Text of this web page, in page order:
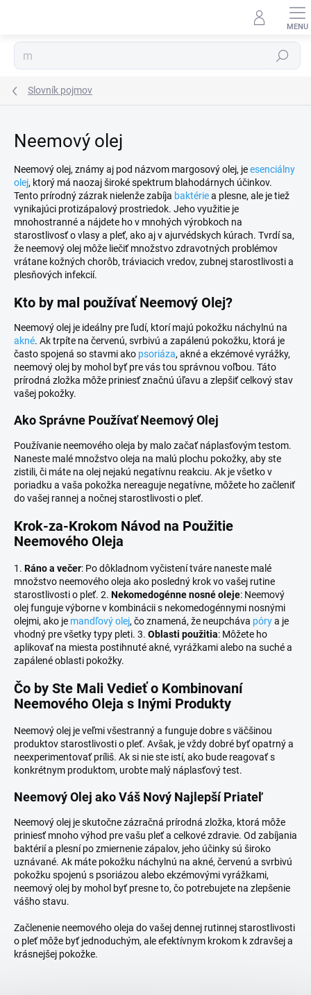
Hľadať
Slovník pojmov
Neemový olej
Neemový olej, známy aj pod názvom margosový olej, jeesenciálny
olej, ktorý má naozaj široké spektrum blahodárnych účinkov.
Tento prírodný zázrak nielenže zabíja baktériea plesne, ale je tiež
vynikajúci protizápalový prostriedok. Jeho využitie je
mnohostranné a nájdete ho v mnohých výrobkoch na
starostlivosť o vlasy a pleť, ako aj v ajurvédskych kúrach. Tvrdí sa,
že neemový olej môže liečiť množstvo zdravotných problémov
vrátane kožných chorôb, tráviacich vredov, zubnej starostlivosti a
plesňových infekcií.
Kto by mal používať Neemový Olej?
Neemový olej je ideálny pre ľudí, ktorí majú pokožku náchylnú na
akné. Ak trpíte na červenú, svrbivú a zapálenú pokožku, ktorá je
často spojená so stavmi ako psoriáza, akné a ekzémové vyrážky,
neemový olej by mohol byť pre vás tou správnou voľbou. Táto
prírodná zložka môže priniesť značnú úľavu a zlepšiť celkový stav
vašej pokožky.
Ako Správne Používať Neemový Olej
Používanie neemového oleja by malo začať náplasťovým testom.
Naneste malé množstvo oleja na malú plochu pokožky, aby ste
zistili, či máte na olej nejakú negatívnu reakciu. Ak je všetko v
poriadku a vaša pokožka nereaguje negatívne, môžete ho začleniť
do vašej rannej a nočnej starostlivosti o pleť.
Krok-za-Krokom Návod na Použitie
Neemového Oleja
1. Ráno a večer: Po dôkladnom vyčistení tváre naneste malé
množstvo neemového oleja ako posledný krok vo vašej rutine
starostlivosti o pleť. 2. Nekomedogénne nosné oleje: Neemový
olej funguje výborne v kombinácii s nekomedogénnymi nosnými
olejmi, ako je mandľový olej, čo znamená, že neupcháva pórya je
vhodný pre všetky typy pleti. 3. Oblasti použitia: Môžete ho
aplikovať na miesta postihnuté akné, vyrážkami alebo na suché a
zapálené oblasti pokožky.
Čo by Ste Mali Vedieť o Kombinovaní
Neemového Oleja s Inými Produkty
Neemový olej je veľmi všestranný a funguje dobre s väčšinou
produktov starostlivosti o pleť. Avšak, je vždy dobré byť opatrný a
neexperimentovať príliš. Ak si nie ste istí, ako bude reagovať s
konkrétnym produktom, urobte malý náplasťový test.
Neemový Olej ako Váš Nový Najlepší Priateľ
Neemový olej je skutočne zázračná prírodná zložka, ktorá môže
priniesť mnoho výhod pre vašu pleť a celkové zdravie. Od zabíjania
baktérií a plesní po zmiernenie zápalov, jeho účinky sú široko
uznávané. Ak máte pokožku náchylnú na akné, červenú a svrbivú
pokožku spojenú s psoriázou alebo ekzémovými vyrážkami,
neemový olej by mohol byť presne to, čo potrebujete na zlepšenie
vášho stavu.
Začlenenie neemového oleja do vašej dennej rutinnej starostlivosti
o pleť môže byť jednoduchým, ale efektívnym krokom k zdravšej a
krásnejšej pokožke.